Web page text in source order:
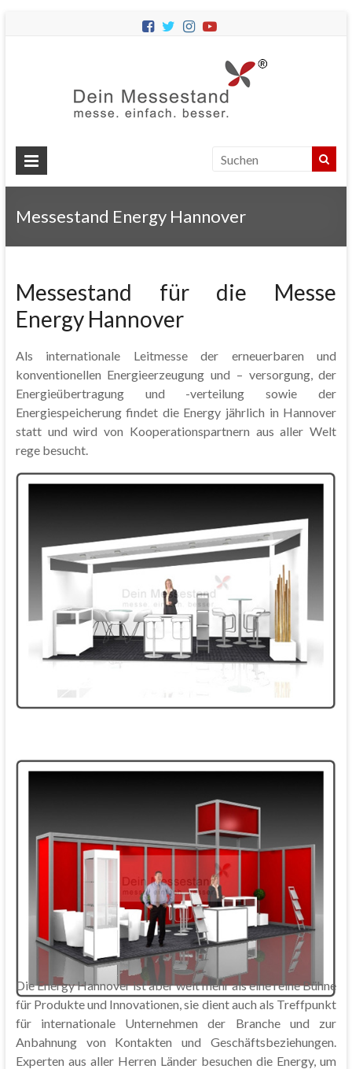
Messestände
für
Messestand Energy Hannover
Messestand für die Messe
Energy Hannover
Als internationale Leitmesse der erneuerbaren und
konventionellen Energieerzeugung und – versorgung, der
Energieübertragung und -verteilung sowie der
Energiespeicherung findet die Energy jährlich in Hannover
statt und wird von Kooperationspartnern aus aller Welt
rege besucht.
Die Energy Hannover ist aber weit mehr als eine reine Bühne
für Produkte und Innovationen, sie dient auch als Treffpunkt
für internationale Unternehmen der Branche und zur
Anbahnung von Kontakten und Geschäftsbeziehungen.
Experten aus aller Herren Länder besuchen die Energy, um